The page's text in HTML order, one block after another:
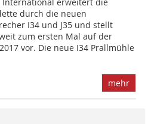
International erweitert die
durch die neuen
I34 und J35 und stellt
zum ersten Mal auf der
vor. Die neue I34 Prallmühle
mehr